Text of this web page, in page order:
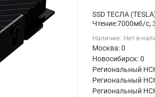
Наличие: Нет в
Москва: 0
Новосибирск: 0
Региональный
Региональный
Региональный
SSD ТЕСЛА
Чтение:7000мб/с,